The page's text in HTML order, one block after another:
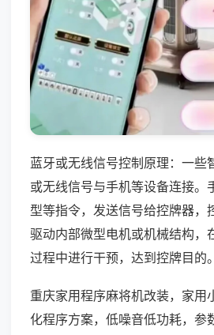
蓝牙或无线信号控制原理：一些
或无线信号与手机等设备连接。
型等指令，发送信号给控牌器，
驱动内部微型电机或机械结构，
过程中进行干预，达到控牌目的。
重庆家用程序麻将机改装，家用
化程序方案，低噪音低功耗，参